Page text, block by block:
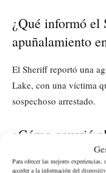
Para ofrecer las mejores
acceder a la información del
¿Qué informó el
apuñalamiento
El Sheriff reportó una
Lake, con una víctima
sospechoso arrestado.
¿Cómo ocurrió
El reporte indica que el